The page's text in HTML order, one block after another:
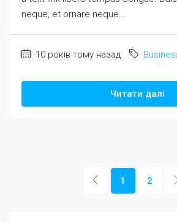
neque, et ornare neque...
10 років тому назад
Читати далі
1 2